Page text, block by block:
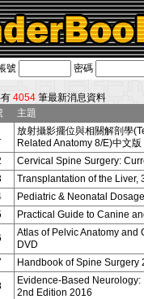
！！
號 密碼
4054 筆最新消息資料
主題
放射攝影擺位與相關解剖學
Related Anatomy 8/E)中文
Cervical Spine Surgery:
Transplantation of the Liver,
Pediatric & Neonatal
Practical Guide to Canine
Atlas of Pelvic Anatomy and
DVD
Handbook of Spine Surgery
Evidence-Based
2nd Edition 2016